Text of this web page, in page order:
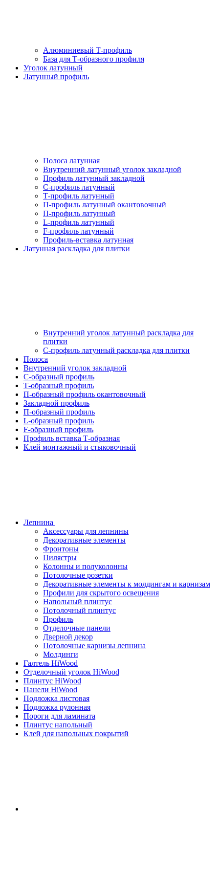
Алюминиевый Т-профиль
База для Т-образного профиля
Уголок латунный
Латунный профиль
Полоса латунная
Внутренний латунный уголок закладной
Профиль латунный закладной
С-профиль латунный
Т-профиль латунный
П-профиль латунный окантовочный
П-профиль латунный
L-профиль латунный
F-профиль латунный
Профиль-вставка латунная
Латунная раскладка для плитки
Внутренний уголок латунный раскладка для
плитки
С-профиль латунный раскладка для плитки
Полоса
Внутренний уголок закладной
С-образный профиль
Т-образный профиль
П-образный профиль окантовочный
Закладной профиль
П-образный профиль
L-образный профиль
F-образный профиль
Профиль вставка Т-образная
Клей монтажный и стыковочный
Лепнина
Аксессуары для лепнины
Декоративные элементы
Фронтоны
Пилястры
Колонны и полуколонны
Потолочные розетки
Декоративные элементы к молдингам и карнизам
Профили для скрытого освещения
Напольный плинтус
Потолочный плинтус
Профиль
Отделочные панели
Дверной декор
Потолочные карнизы лепнина
Молдинги
Галтель HiWood
Отделочный уголок HiWood
Плинтус HiWood
Панели HiWood
Подложка листовая
Подложка рулонная
Пороги для ламината
Плинтус напольный
Клей для напольных покрытий